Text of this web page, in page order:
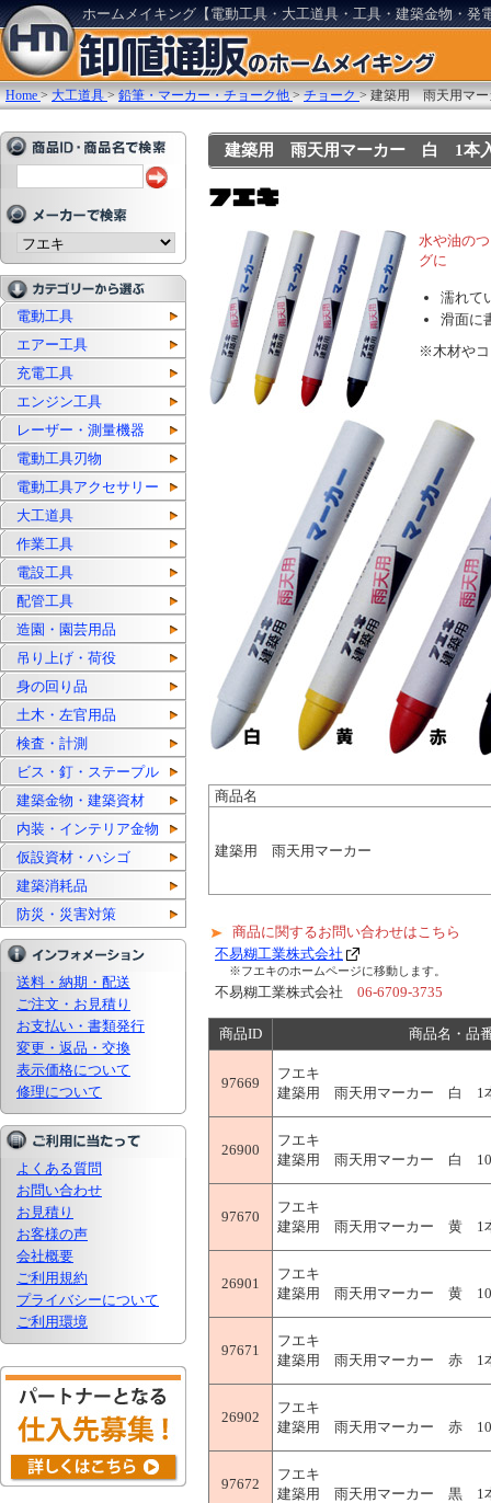
ホームメイキング【電動工具・大工道具・工具・建築金物・発
Home >大工道具 >鉛筆・マーカー・チョーク他 >チョーク >建築用 雨天用マ
電動工具
エアー工具
充電工具
エンジン工具
レーザー・測量機器
電動工具刃物
電動工具アクセサリー
大工道具
作業工具
電設工具
配管工具
造園・園芸用品
吊り上げ・荷役
身の回り品
土木・左官用品
検査・計測
ビス・釘・ステープル
建築金物・建築資材
内装・インテリア金物
仮設資材・ハシゴ
建築消耗品
防災・災害対策
送料・納期・配送
ご注文・お見積り
お支払い・書類発行
変更・返品・交換
表示価格について
修理について
よくある質問
お問い合わせ
お見積り
お客様の声
会社概要
ご利用規約
プライバシーについて
ご利用環境
建築用 雨天用マーカー 白 1本
水や油の
グに
濡れて
滑面に
※木材やコ
商品名
建築用 雨天用マーカー
商品に関するお問い合わせはこちら
不易糊工業株式会社
※フエキのホームページに移動します。
不易糊工業株式会社 06-6709-3735
商品ID 商品名・品
97669
フエキ
建築用 雨天用マーカー 白 1
26900
フエキ
建築用 雨天用マーカー 白 10
97670
フエキ
建築用 雨天用マーカー 黄 1
26901
フエキ
建築用 雨天用マーカー 黄 10
97671
フエキ
建築用 雨天用マーカー 赤 1
26902
フエキ
建築用 雨天用マーカー 赤 10
97672
フエキ
建築用 雨天用マーカー 黒 1